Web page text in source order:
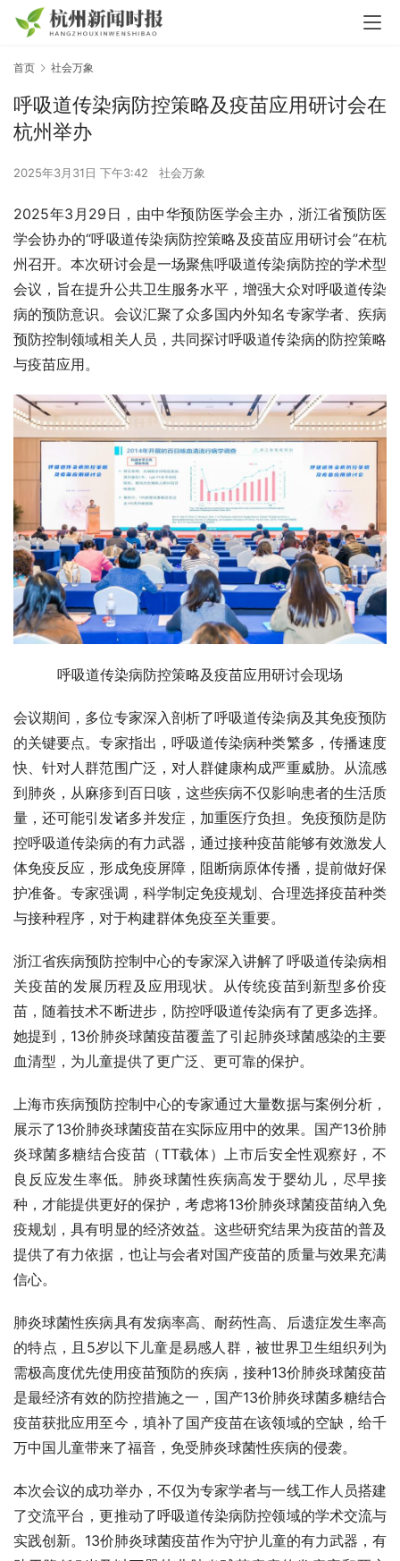
首页 社会万象
呼吸道传染病防控策略及疫苗应用研讨会在
杭州举办
2025年3月31日 下午3:42 社会万象
2025年3月29日，由中华预防医学会主办，浙江省预防医
学会协办的“呼吸道传染病防控策略及疫苗应用研讨会”在杭
州召开。本次研讨会是一场聚焦呼吸道传染病防控的学术型
会议，旨在提升公共卫生服务水平，增强大众对呼吸道传染
病的预防意识。会议汇聚了众多国内外知名专家学者、疾病
预防控制领域相关人员，共同探讨呼吸道传染病的防控策略
与疫苗应用。
呼吸道传染病防控策略及疫苗应用研讨会现场
会议期间，多位专家深入剖析了呼吸道传染病及其免疫预防
的关键要点。专家指出，呼吸道传染病种类繁多，传播速度
快、针对人群范围广泛，对人群健康构成严重威胁。从流感
到肺炎，从麻疹到百日咳，这些疾病不仅影响患者的生活质
量，还可能引发诸多并发症，加重医疗负担。免疫预防是防
控呼吸道传染病的有力武器，通过接种疫苗能够有效激发人
体免疫反应，形成免疫屏障，阻断病原体传播，提前做好保
护准备。专家强调，科学制定免疫规划、合理选择疫苗种类
与接种程序，对于构建群体免疫至关重要。
浙江省疾病预防控制中心的专家深入讲解了呼吸道传染病相
关疫苗的发展历程及应用现状。从传统疫苗到新型多价疫
苗，随着技术不断进步，防控呼吸道传染病有了更多选择。
她提到，13价肺炎球菌疫苗覆盖了引起肺炎球菌感染的主要
血清型，为儿童提供了更广泛、更可靠的保护。
上海市疾病预防控制中心的专家通过大量数据与案例分析，
展示了13价肺炎球菌疫苗在实际应用中的效果。国产13价肺
炎球菌多糖结合疫苗（TT载体）上市后安全性观察好，不
良反应发生率低。肺炎球菌性疾病高发于婴幼儿，尽早接
种，才能提供更好的保护，考虑将13价肺炎球菌疫苗纳入免
疫规划，具有明显的经济效益。这些研究结果为疫苗的普及
提供了有力依据，也让与会者对国产疫苗的质量与效果充满
信心。
肺炎球菌性疾病具有发病率高、耐药性高、后遗症发生率高
的特点，且5岁以下儿童是易感人群，被世界卫生组织列为
需极高度优先使用疫苗预防的疾病，接种13价肺炎球菌疫苗
是最经济有效的防控措施之一，国产13价肺炎球菌多糖结合
疫苗获批应用至今，填补了国产疫苗在该领域的空缺，给千
万中国儿童带来了福音，免受肺炎球菌性疾病的侵袭。
本次会议的成功举办，不仅为专家学者与一线工作人员搭建
了交流平台，更推动了呼吸道传染病防控领域的学术交流与
实践创新。13价肺炎球菌疫苗作为守护儿童的有力武器，有